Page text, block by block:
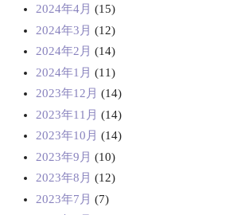
2024年4月 (15)
2024年3月 (12)
2024年2月 (14)
2024年1月 (11)
2023年12月 (14)
2023年11月 (14)
2023年10月 (14)
2023年9月 (10)
2023年8月 (12)
2023年7月 (7)